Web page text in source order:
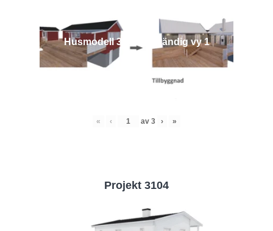
Husmodell 3442 - Utvändig vy 1
« ‹ av 3 › »
Projekt 3104